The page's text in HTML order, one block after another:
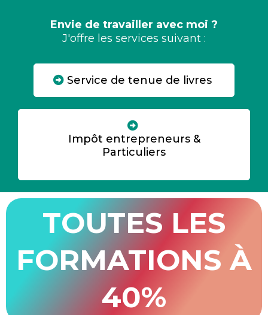
Envie de travailler avec moi ?
J'offre les services suivant :
Service de tenue de livres
Impôt entrepreneurs &
Particuliers
TOUTES LES
FORMATIONS À
40%